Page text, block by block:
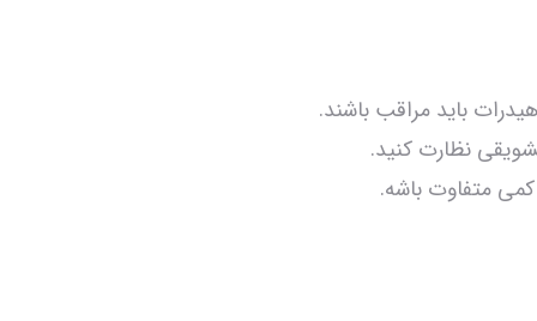
باید مراقب باشند.
نظارت کنید.
کمی متفاوت باشه.